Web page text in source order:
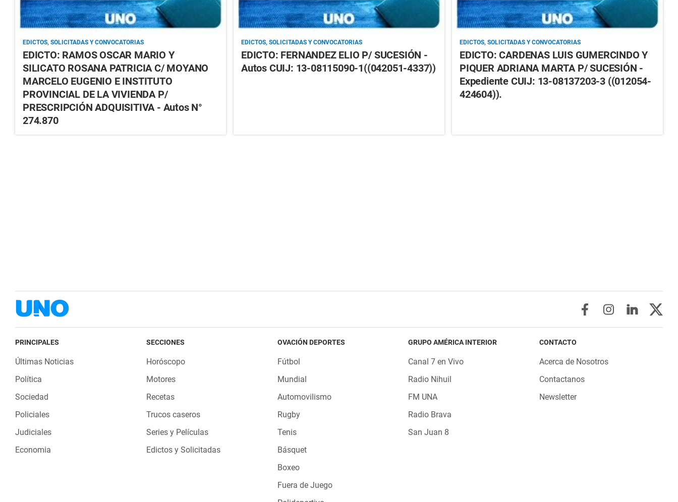
EDICTOS, SOLICITADAS Y CONVOCATORIAS
EDICTO: RAMOS OSCAR MARIO Y
SILICATO ROSANA PATRICIA C/ MOYANO
MARCELO EUGENIO E INSTITUTO
PROVINCIAL DE LA VIVIENDA P/
PRESCRIPCIÓN ADQUISITIVA - Autos N°
274.870
EDICTOS, SOLICITADAS Y CONVOCATORIAS
EDICTO: FERNANDEZ ELIO P/ SUCESIÓN -
Autos CUIJ: 13-08115090-1((042051-4337))
EDICTOS, SOLICITADAS Y CONVOCATORIAS
EDICTO: CARDENAS LUIS GUMERCINDO Y
PIQUER ADRIANA MARTA P/ SUCESIÓN -
Expediente CUIJ: 13-08137203-3 ((012054-
424604)).
PRINCIPALES
Últimas Noticias
Política
Sociedad
Policiales
Judiciales
Economia
SECCIONES
Horóscopo
Motores
Recetas
Trucos caseros
Series y Películas
Edictos y Solicitadas
OVACIÓN DEPORTES
Fútbol
Mundial
Automovilismo
Rugby
Tenis
Básquet
Boxeo
Fuera de Juego
GRUPO AMÉRICA INTERIOR
Canal 7 en Vivo
Radio Nihuil
FM UNA
Radio Brava
San Juan 8
CONTACTO
Acerca de Nosotros
Contactanos
Newsletter